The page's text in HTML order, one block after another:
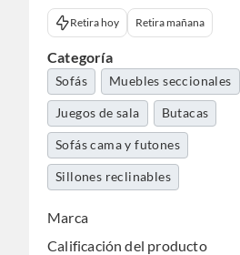
Retira hoy Retira mañana
Categoría
Sofás Muebles seccionales
Juegos de sala Butacas
Sofás cama y futones
Sillones reclinables
Marca
Calificación del producto